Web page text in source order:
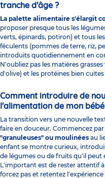
tranche d'âge ?
La palette alimentaire s'élargit
proposer presque tous les
verts, épinards, potiron) et tous
féculents (pommes de terre, riz,
introduits quotidiennement en
N'oubliez pas les matières
d'olive) et les protéines bien
Comment introduire de
l'alimentation de mon
La transition vers une nouvelle
faire en douceur. Commencez par
"granuleuses" ou moulinées au
enfant se montre curieux,
de légumes ou de fruits qu'il peut
L'important est de rester attentif
forcez pas et retentez